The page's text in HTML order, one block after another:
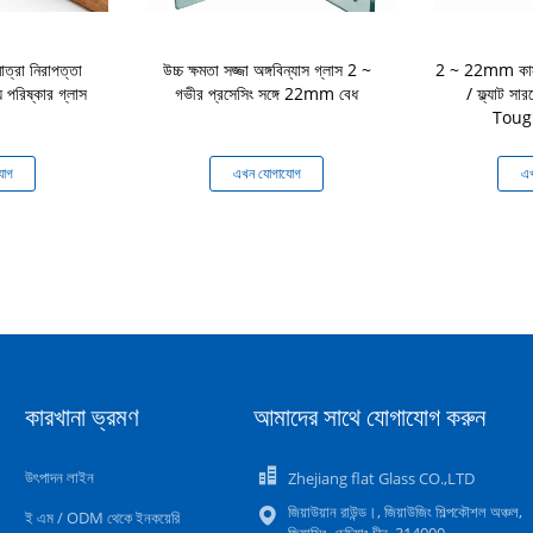
নিরাপত্তা
পরিষ্কার গ্লাস
উচ্চ ক্ষমতা সজ্জা অঙ্গবিন্যাস গ্লাস 2 ~
গভীর প্রসেসিং সঙ্গে 22mm বেধ
এখন যোগাযোগ
2 ~ 22mm
/ ফ্ল্যাট
কারখানা ভ্রমণ
উৎপাদন লাইন
ই এম / ODM থেকে ইনকয়েরি
আমাদের সাথে যোগাযোগ করুন
Zhejiang flat Glass CO.,LTD
জিয়াউয়ান রাউন্ড।, জিয়াউজিং শিল্পকৌশল অঞ্চল,